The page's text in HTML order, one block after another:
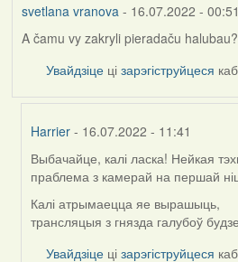
svetlana vranova - 16.07.2022 - 00:51
A čamu vy zakryli pieradaču halubau?
Увайдзіце цізарэгіструйцеся
Harrier - 16.07.2022 - 11:41
In
reply
to
by
vranova
Выбачайце, калі ласка! Нейкая
праблема з камерай на першай
Калі атрымаецца яе вырашыць,
трансляцыя з гнязда галубоў
Увайдзіце цізарэгіструйцеся